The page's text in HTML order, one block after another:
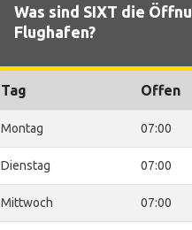
Was sind SIXT die
Flughafen?
Tag Offen
Montag 07:00
Dienstag 07:00
Mittwoch 07:00